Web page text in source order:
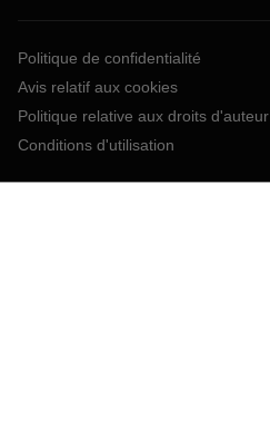
Politique de confidentialité
Avis relatif aux cookies
Politique relative aux droits d'auteur
Conditions d'utilisation